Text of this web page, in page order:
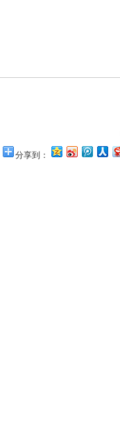
分享到：